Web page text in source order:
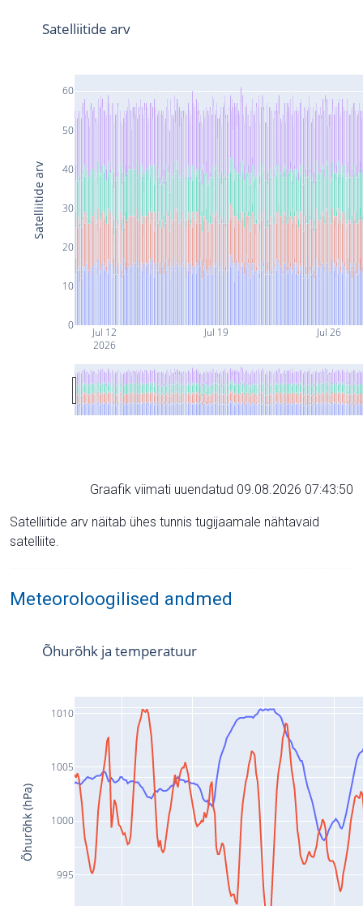
Jul 12
2026
Jul 19 Jul 26
0
10
20
30
40
50
60
Satelliitide arv
Satelliitide arv
Graafik viimati uuendatud 09.08.2026 07:43:50
Satelliitide arv näitab ühes tunnis tugijaamale nähtavaid
satelliite.
Meteoroloogilised andmed
995
1000
1005
1010
Õhurõhk ja temperatuur
Õhurõhk (hPa)